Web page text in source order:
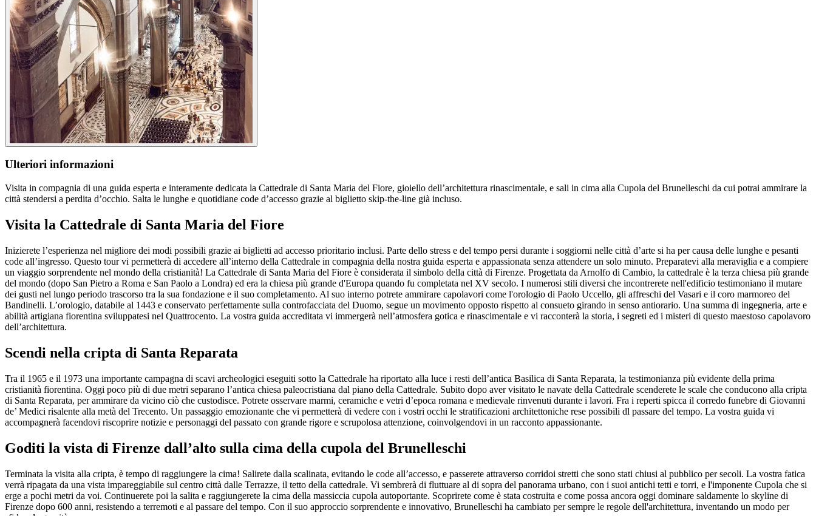
Ulteriori informazioni
Visita in compagnia di una guida esperta e interamente dedicata la Cattedrale di Santa Maria del Fiore, gioiello dell’architettura rinascimentale, e sali in cima alla Cupola del Brunelleschi da cui potrai ammirare la
città stendersi a perdita d’occhio. Salta le lunghe e quotidiane code d’accesso grazie al biglietto skip-the-line già incluso.
Visita la Cattedrale di Santa Maria del Fiore
Inizierete l’esperienza nel migliore dei modi possibili grazie ai biglietti ad accesso prioritario inclusi. Parte dello stress e del tempo persi durante i soggiorni nelle città d’arte si ha per causa delle lunghe e pesanti
code all’ingresso. Questo tour vi permetterà di accedere all’interno della Cattedrale in compagnia della nostra guida esperta e appassionata senza attendere un solo minuto. Preparatevi alla meraviglia e a compiere
un viaggio sorprendente nel mondo della cristianità! La Cattedrale di Santa Maria del Fiore è considerata il simbolo della città di Firenze. Progettata da Arnolfo di Cambio, la cattedrale è la terza chiesa più grande
del mondo (dopo San Pietro a Roma e San Paolo a Londra) ed era la chiesa più grande d'Europa quando fu completata nel XV secolo. I numerosi stili diversi che incontrerete nell'edificio testimoniano il mutare
dei gusti nel lungo periodo trascorso tra la sua fondazione e il suo completamento. Al suo interno potrete ammirare capolavori come l'orologio di Paolo Uccello, gli affreschi del Vasari e il coro marmoreo del
Bandinelli. L’orologio, databile al 1443 e conservato perfettamente sulla controfacciata del Duomo, segue un movimento opposto rispetto al consueto girando in senso antiorario. Una summa di ingegneria, arte e
abilità artigiana fiorentina sviluppatesi nel Quattrocento. La vostra guida accreditata vi immergerà nell’atmosfera gotica e rinascimentale e vi racconterà la storia, i segreti ed i misteri di questo maestoso capolavoro
dell’architettura.
Scendi nella cripta di Santa Reparata
Tra il 1965 e il 1973 una importante campagna di scavi archeologici eseguiti sotto la Cattedrale ha riportato alla luce i resti dell’antica Basilica di Santa Reparata, la testimonianza più evidente della prima
cristianità fiorentina. Oggi poco più di due metri separano l’antica chiesa paleocristiana dal piano della Cattedrale. Subito dopo aver visitato le navate della Cattedrale scenderete le scale che conducono alla cripta
di Santa Reparata, per ammirare da vicino ciò che custodisce. Potrete osservare marmi, ceramiche e vetri d’epoca romana e medievale rinvenuti durante i lavori. Fra i reperti spicca il corredo funebre di Giovanni
de’ Medici risalente alla metà del Trecento. Un passaggio emozionante che vi permetterà di vedere con i vostri occhi le stratificazioni architettoniche rese possibili dl passare del tempo. La vostra guida vi
accompagnerà facendovi riscoprire notizie e personaggi del passato con grande rigore e scrupolosa attenzione, coinvolgendovi in un racconto appassionante.
Goditi la vista di Firenze dall’alto sulla cima della cupola del Brunelleschi
Terminata la visita alla cripta, è tempo di raggiungere la cima! Salirete dalla scalinata, evitando le code all’accesso, e passerete attraverso corridoi stretti che sono stati chiusi al pubblico per secoli. La vostra fatica
verrà ripagata da una vista impareggiabile sul centro città dalle Terrazze, il tetto della cattedrale. Vi sembrerà di fluttuare al di sopra del panorama urbano, con i suoi antichi tetti e torri, e l'imponente Cupola che si
erge a pochi metri da voi. Continuerete poi la salita e raggiungerete la cima della massiccia cupola autoportante. Scoprirete come è stata costruita e come possa ancora oggi dominare saldamente lo skyline di
Firenze dopo 600 anni, resistendo a terremoti e al passare del tempo. Con il suo approccio sorprendente e innovativo, Brunelleschi ha cambiato per sempre le regole dell'architettura, inventando un modo per